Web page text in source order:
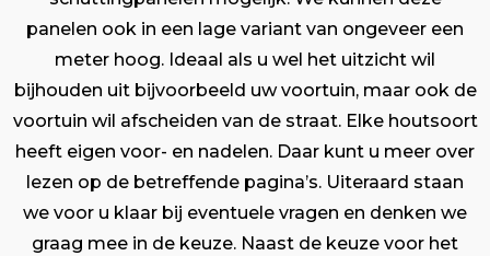
panelen ook in een lage variant van ongeveer een
meter hoog. Ideaal als u wel het uitzicht wil
bijhouden uit bijvoorbeeld uw voortuin, maar ook de
voortuin wil afscheiden van de straat. Elke houtsoort
heeft eigen voor- en nadelen. Daar kunt u meer over
lezen op de betreffende pagina’s. Uiteraard staan
we voor u klaar bij eventuele vragen en denken we
graag mee in de keuze. Naast de keuze voor het